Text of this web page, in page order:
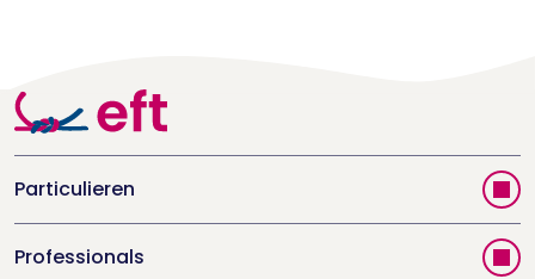
Particulieren
Vind jouw therapeut
Professionals